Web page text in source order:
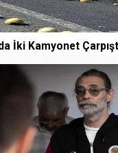
İki Kamyonet